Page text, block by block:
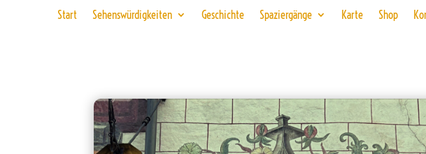
Start Sehenswürdigkeiten Geschichte Spaziergänge Karte Shop